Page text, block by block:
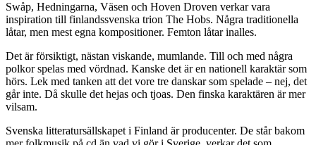
Swåp, Hedningarna, Väsen och Hoven Droven verkar vara
inspiration till finlandssvenska trion The Hobs. Några traditionella
låtar, men mest egna kompositioner. Femton låtar inalles.
Det är försiktigt, nästan viskande, mumlande. Till och med några
polkor spelas med vördnad. Kanske det är en nationell karaktär som
hörs. Lek med tanken att det vore tre danskar som spelade – nej, det
går inte. Då skulle det hejas och tjoas. Den finska karaktären är mer
vilsam.
Svenska litteratursällskapet i Finland är producenter. De står bakom